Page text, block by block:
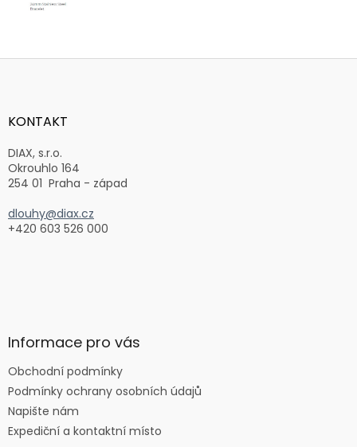
Z
aKONTAKT
DIAX, s.r.o.
Okrouhlo 164
254 01 Praha - západ
dlouhy@diax.cz
+420 603 526 000
Informace pro vás
Obchodní podmínky
Podmínky ochrany osobních údajů
Napište nám
Expediční a kontaktní místo